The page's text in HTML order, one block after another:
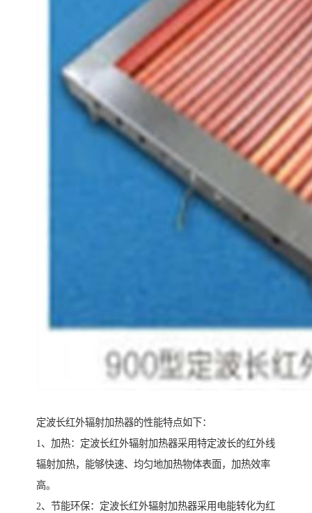
定波长红外辐射加热器的性能特点如下：
1、加热：定波长红外辐射加热器采用特定波长的红外线
辐射加热，能够快速、均匀地加热物体表面，加热效率
高。
2、节能环保：定波长红外辐射加热器采用电能转化为红